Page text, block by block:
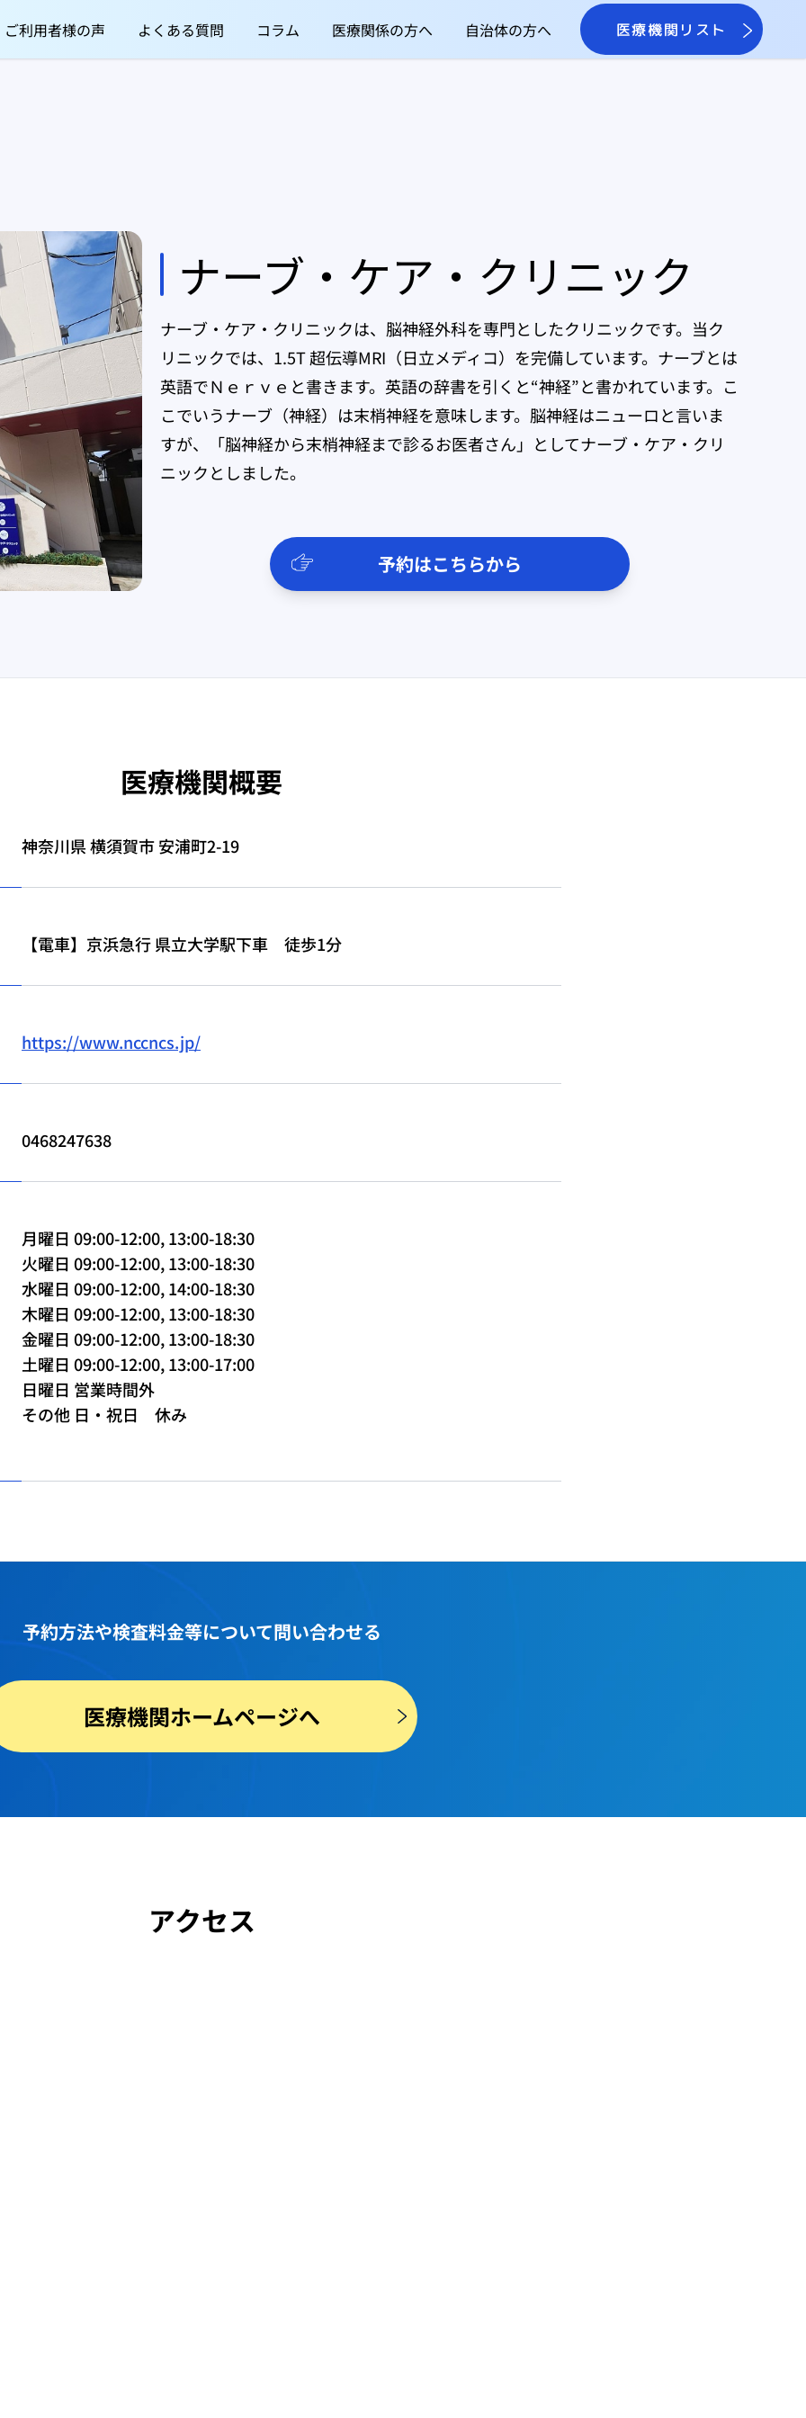
ご利用者様の声 よくある質問 コラム 医療関係の方へ 自治体の方へ 医療機関リスト
ナーブ・ケア・クリニック
ナーブ・ケア・クリニックは、脳神経外科を専門としたクリニックです。当ク
リニックでは、1.5T 超伝導MRI（日立メディコ）を完備しています。ナーブとは
英語でＮｅｒｖｅと書きます。英語の辞書を引くと“神経”と書かれています。こ
こでいうナーブ（神経）は末梢神経を意味します。脳神経はニューロと言いま
すが、「脳神経から末梢神経まで診るお医者さん」としてナーブ・ケア・クリ
ニックとしました。
予約はこちらから
医療機関概要
神奈川県 横須賀市 安浦町2-19
【電車】京浜急行 県立大学駅下車 徒歩1分
https://www.nccncs.jp/
0468247638
月曜日 09:00-12:00, 13:00-18:30
火曜日 09:00-12:00, 13:00-18:30
水曜日 09:00-12:00, 14:00-18:30
木曜日 09:00-12:00, 13:00-18:30
金曜日 09:00-12:00, 13:00-18:30
土曜日 09:00-12:00, 13:00-17:00
日曜日 営業時間外
その他 日・祝日 休み
予約方法や検査料金等について問い合わせる
医療機関ホームページへ
アクセス